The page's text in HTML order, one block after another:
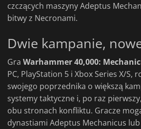
czczących maszyny Adeptus
bitwy z Necronami.
Dwie kampanie,
Gra Warhammer 40,000:
PC, PlayStation 5 i Xbox Series X/S,
swojego poprzednika o większą
systemy taktyczne i, po raz
obu stronach konfliktu. Gracze
dynastiami Adeptus Mechanicus